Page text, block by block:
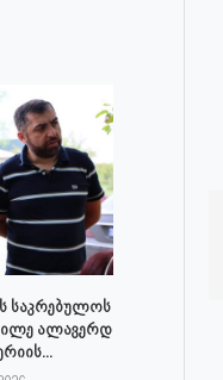
საკრებულოს
ალავერდ